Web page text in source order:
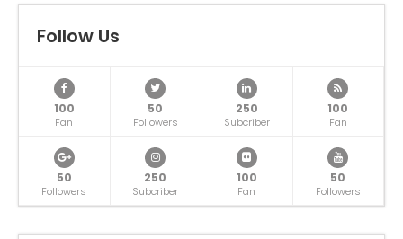
Follow Us
100
Fan
50
Followers
250
Subcriber
100
Fan
50
Followers
250
Subcriber
100
Fan
50
Followers